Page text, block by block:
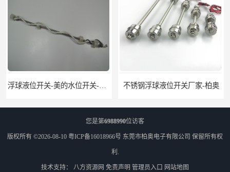
不锈钢浮球液位开关厂家-柏奥
您是第6988990位访客
版权所有 ©2026-08-10 粤ICP备16018966号 东莞市柏奥电子有限公司 保留所有权
利.
技术支持： 八方资源网 免责声明 管理员入口 网站地图